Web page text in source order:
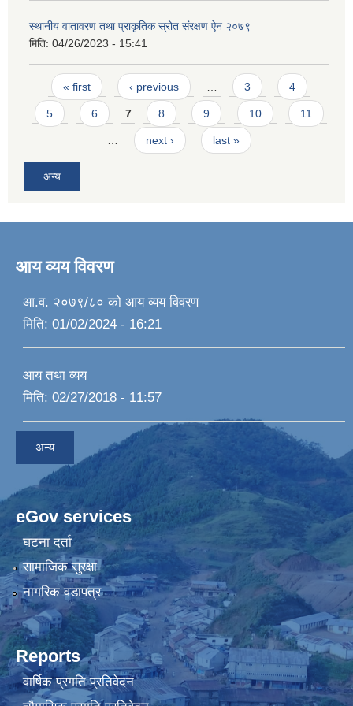
स्थानीय वातावरण तथा प्राकृतिक स्रोत संरक्षण ऐन २०७९
मिति: 04/26/2023 - 15:41
Pages
« first ‹ previous 3 4
5 6 7 8 9 10 11
next › last »
अन्य
आय व्यय विवरण
आ.व. २०७९/८० को आय व्यय विवरण
मिति: 01/02/2024 - 16:21
आय तथा व्यय
मिति: 02/27/2018 - 11:57
अन्य
eGov services
घटना दर्ता
सामाजिक सुरक्षा
नागरिक वडापत्र
Reports
वार्षिक प्रगति प्रतिवेदन